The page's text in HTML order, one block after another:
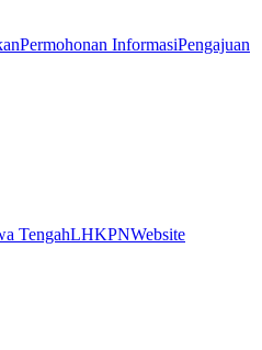
Permohonan InformasiPengajuan
TengahLHKPNWebsite